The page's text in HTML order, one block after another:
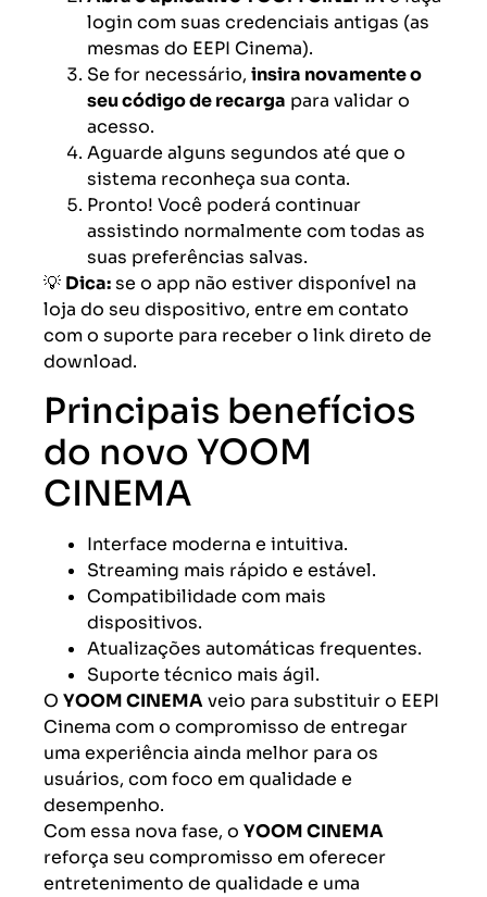
login com suas credenciais antigas (as
mesmas do EEPI Cinema).
Se for necessário, insira novamente o
seu código de recarga para validar o
acesso.
Aguarde alguns segundos até que o
sistema reconheça sua conta.
Pronto! Você poderá continuar
assistindo normalmente com todas as
suas preferências salvas.
💡 Dica:se o app não estiver disponível na
loja do seu dispositivo, entre em contato
com o suporte para receber o link direto de
download.
Principais benefícios
do novo YOOM
CINEMA
Interface moderna e intuitiva.
Streaming mais rápido e estável.
Compatibilidade com mais
dispositivos.
Atualizações automáticas frequentes.
Suporte técnico mais ágil.
O YOOM CINEMAveio para substituir o EEPI
Cinema com o compromisso de entregar
uma experiência ainda melhor para os
usuários, com foco em qualidade e
desempenho.
Com essa nova fase, o YOOM CINEMA
reforça seu compromisso em oferecer
entretenimento de qualidade e uma